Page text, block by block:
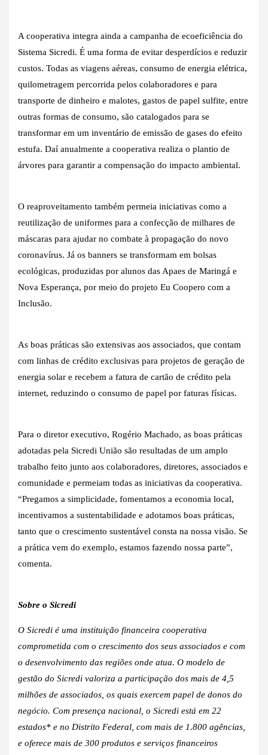
A cooperativa integra ainda a campanha de ecoeficiência do
Sistema Sicredi. É uma forma de evitar desperdícios e reduzir
custos. Todas as viagens aéreas, consumo de energia elétrica,
quilometragem percorrida pelos colaboradores e para
transporte de dinheiro e malotes, gastos de papel sulfite, entre
outras formas de consumo, são catalogados para se
transformar em um inventário de emissão de gases do efeito
estufa. Daí anualmente a cooperativa realiza o plantio de
árvores para garantir a compensação do impacto ambiental.
O reaproveitamento também permeia iniciativas como a
reutilização de uniformes para a confecção de milhares de
máscaras para ajudar no combate à propagação do novo
coronavírus. Já os banners se transformam em bolsas
ecológicas, produzidas por alunos das Apaes de Maringá e
Nova Esperança, por meio do projeto Eu Coopero com a
Inclusão.
As boas práticas são extensivas aos associados, que contam
com linhas de crédito exclusivas para projetos de geração de
energia solar e recebem a fatura de cartão de crédito pela
internet, reduzindo o consumo de papel por faturas físicas.
Para o diretor executivo, Rogério Machado, as boas práticas
adotadas pela Sicredi União são resultadas de um amplo
trabalho feito junto aos colaboradores, diretores, associados e
comunidade e permeiam todas as iniciativas da cooperativa.
“Pregamos a simplicidade, fomentamos a economia local,
incentivamos a sustentabilidade e adotamos boas práticas,
tanto que o crescimento sustentável consta na nossa visão. Se
a prática vem do exemplo, estamos fazendo nossa parte”,
comenta.
Sobre o Sicredi
O Sicredi é uma instituição financeira cooperativa
comprometida com o crescimento dos seus associados e com
o desenvolvimento das regiões onde atua. O modelo de
gestão do Sicredi valoriza a participação dos mais de 4,5
milhões de associados, os quais exercem papel de donos do
negócio. Com presença nacional, o Sicredi está em 22
estados* e no Distrito Federal, com mais de 1.800 agências,
e oferece mais de 300 produtos e serviços financeiros